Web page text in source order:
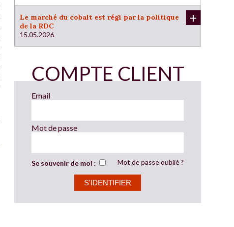
Le marché du cobalt est régi par la politique
de la RDC
15.05.2026
+
COMPTE CLIENT
Email
Mot de passe
Se souvenir de moi : Mot de passe oublié ?